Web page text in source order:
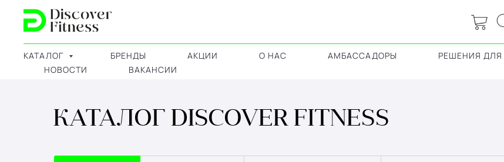
КАТАЛОГ БРЕНДЫ АКЦИИ О НАС АМБАССАДОРЫ РЕШЕНИЯ ДЛЯ
НОВОСТИ
ВАКАНСИИ
КАТАЛОГ DISCOVER FITNESS